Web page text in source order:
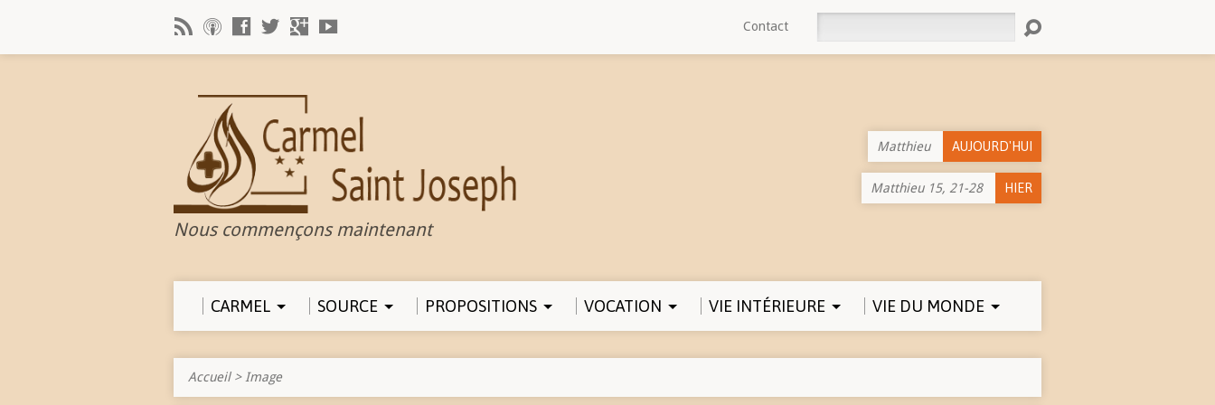
Contact
Nous commençons maintenant
Matthieu AUJOURD'HUI
Matthieu 15, 21-28 HIER
CARMEL SOURCE PROPOSITIONS VOCATION VIE INTÉRIEURE VIE DU MONDE
Accueil> Image